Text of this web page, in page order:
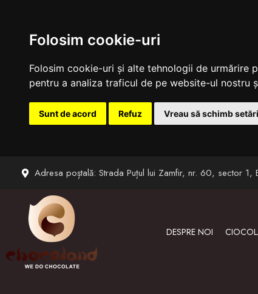
Folosim cookie-uri
Folosim cookie-uri și alte tehnologii de urmărire
pentru a analiza traficul de pe website-ul nostru
Sunt de acord Refuz Vreau să schimb
Adresa poștală: Strada Puțul lui Zamfir, nr. 60, sector 1,
DESPRE NOI